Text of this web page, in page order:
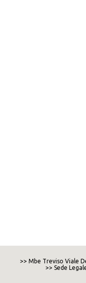
>> Mbe Treviso Viale
>> Sede